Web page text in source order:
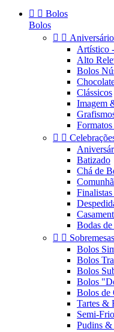
  Bolos
Bolos
 
Artístico
Alto
Bolos
Clássicos
Imagem
 
Batizado
Chá de
Bodas
  Sobremesas
Bolos
Bolos
Bolos
Bolos
Bolos de
Tartes &
Semi-
Pudins &